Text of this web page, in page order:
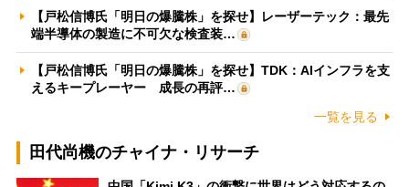
【戸松信博氏「明日の爆騰株」を探せ】レーザーテック：最先
端半導体の製造に不可欠な検査装…
【戸松信博氏「明日の爆騰株」を探せ】TDK：AIインフラを支
えるキープレーヤー 成長の再評…
一覧を見る
田代尚機のチャイナ・リサーチ